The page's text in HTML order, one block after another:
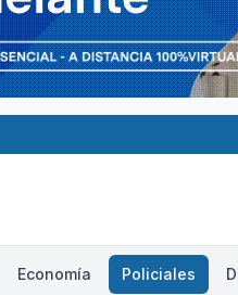
Economía Policiales